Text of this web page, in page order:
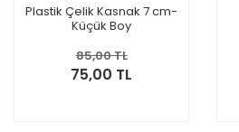
Plastik Çelik Kasnak 7 cm-
Küçük Boy
85,00 TL
75,00 TL